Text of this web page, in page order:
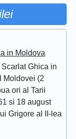
in Moldova
Ghica in
Moldovei (2
ori al Tarii
si 18 august
Grigore al II-lea